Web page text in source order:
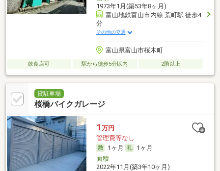
1973年1月(築53年8ヶ月)
富山地鉄富山市内線 荒町駅 徒歩4
分
その他の交通
富山県富山市桜木町
飲食店可 駅から徒歩5分以内 2階以上
貸駐車場
桜橋バイクガレージ
1 万円
管理費等なし
1ヶ月
1ヶ月
面積-
2022年11月(築3年10ヶ月)